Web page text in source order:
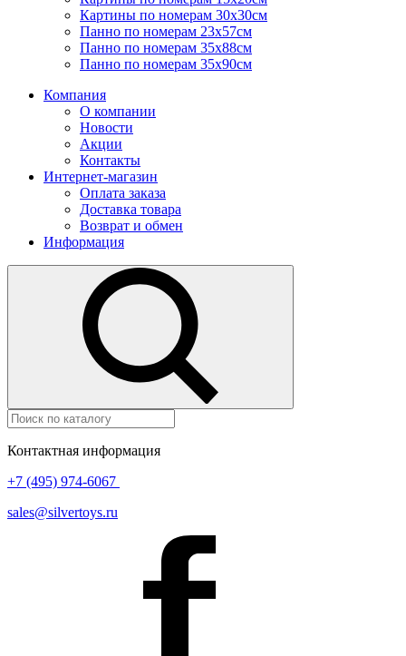
Картины по номерам 30х30см
Панно по номерам 23х57см
Панно по номерам 35х88см
Панно по номерам 35х90см
Компания
О компании
Новости
Акции
Контакты
Интернет-магазин
Оплата заказа
Доставка товара
Возврат и обмен
Информация
Контактная информация
+7 (495) 974-6067
sales@silvertoys.ru